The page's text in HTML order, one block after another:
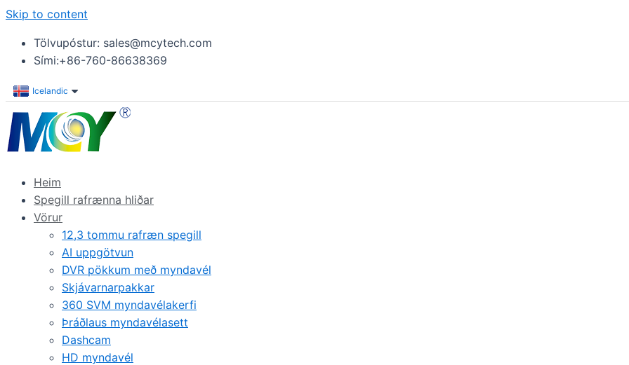
Skip to content
Tölvupóstur: sales@mcytech.com
Sími:+86-760-86638369
Icelandic
Heim
Spegill rafrænna hliðar
Vörur
12,3 tommu rafræn spegill
AI uppgötvun
DVR pökkum með myndavél
Skjávarnarpakkar
360 SVM myndavélakerfi
Þráðlaus myndavélasett
Dashcam
HD myndavél